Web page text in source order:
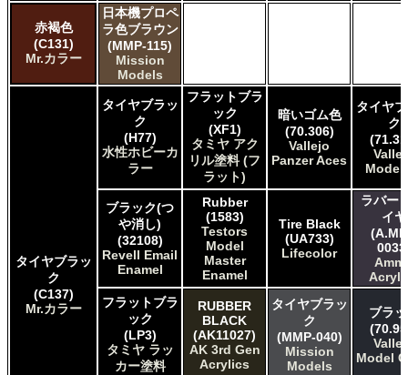
赤褐色
(C131)
Mr.カラー
日本機プロペ
ラ色ブラウン
(MMP-115)
Mission
Models
タイヤブラッ
ク
(C137)
Mr.カラー
タイヤブラッ
ク
(H77)
水性ホビーカ
ラー
フラットブラ
ック
(XF1)
タミヤ アク
リル塗料 (フ
ラット)
暗いゴム色
(70.306)
Vallejo
Panzer Aces
タイヤ
ク
Model
ブラック(つ
や消し)
(32108)
Revell Email
Enamel
Rubber
(1583)
Testors
Model
Master
Enamel
Tire Black
(UA733)
Lifecolor
ラバー
イヤ
フラットブラ
ック
(LP3)
タミヤ ラッ
カー塗料
RUBBER
BLACK
(AK11027)
AK 3rd Gen
Acrylics
タイヤブラッ
ク
(MMP-040)
Mission
Models
ブラ
Model